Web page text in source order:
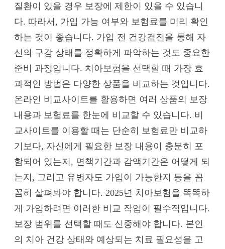
질환이 있을 경우 보장에 제한이 있을 수 있습니
다. 따라서, 가입 가능 여부와 보험료를 미리 확인
하는 것이 좋습니다. 가입 전 건강검진을 통해 자
신의 구강 상태를 정확하게 파악하는 것도 중요한
준비 과정입니다. 치아보험을 선택할 때 가장 효
과적인 방법은 다양한 상품을 비교하는 것입니다.
온라인 비교사이트를 활용하면 여러 상품의 보장
내용과 보험료를 한눈에 비교할 수 있습니다. 비
교사이트를 이용할 때는 단순히 보험료만 비교하
기보다, 자신에게 필요한 보장 내용이 충분히 포
함되어 있는지, 면책기간과 감액기간은 어떻게 되
는지, 그리고 유병자도 가입이 가능한지 등을 꼼
꼼히 살펴봐야 합니다. 2025년 치아보험을 똑똑하
게 가입하려면 이러한 비교 작업이 필수적입니다.
보장 범위를 선택할 때도 신중해야 합니다. 본인
의 치아 건강 상태와 예상되는 치료 필요성을 고